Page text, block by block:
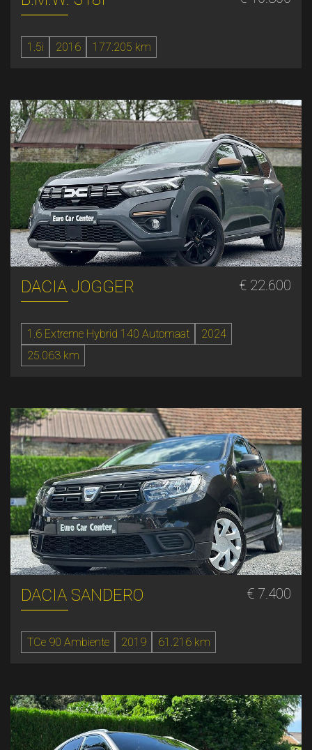
1.5i 2016 177.205 km
DACIA JOGGER € 22.600
1.6 Extreme Hybrid 140 Automaat
2024
25.063 km
DACIA SANDERO € 7.400
TCe 90 Ambiente 2019 61.216 km